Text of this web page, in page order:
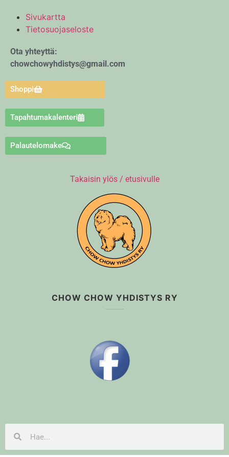
Sivukartta
Tietosuojaseloste
Ota yhteyttä:
chowchowyhdistys@gmail.com
Shoppi
Tapahtumakalenteri
Palautelomake
Takaisin ylös / etusivulle
CHOW CHOW YHDISTYS RY